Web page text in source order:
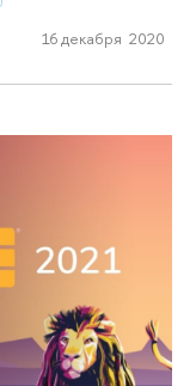
16 декабря 2020